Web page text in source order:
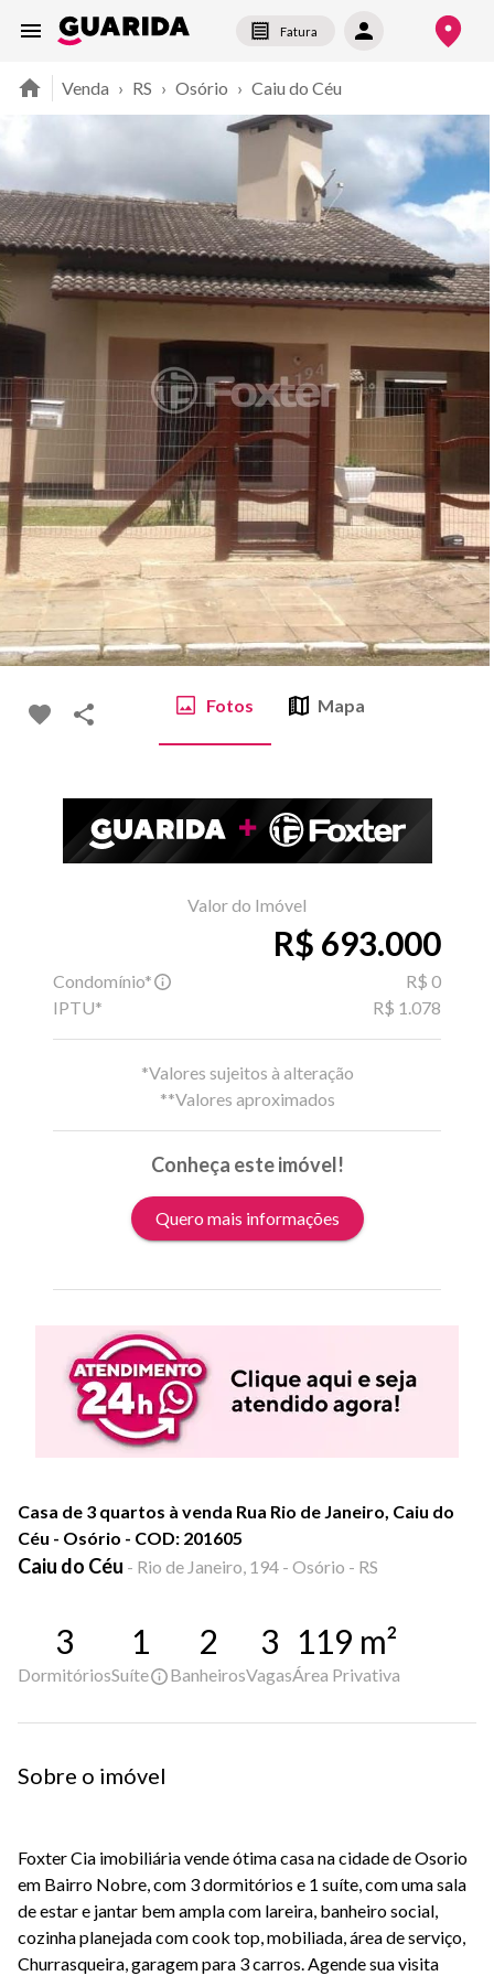
Fatura
Venda › RS › Osório › Caiu do Céu
Fotos Mapa
Valor do Imóvel
R$ 693.000
Condomínio*
R$ 0
IPTU*
R$ 1.078
*Valores sujeitos à alteração
**Valores aproximados
Conheça este imóvel!
Quero mais informações
Casa de 3 quartos à venda Rua Rio de Janeiro, Caiu do
Céu - Osório - COD: 201605
Caiu do Céu - Rio de Janeiro, 194 - Osório - RS
3
Dormitórios
1
Suíte
2
Banheiros
3
Vagas
119 m²
Área Privativa
Sobre o imóvel
Foxter Cia imobiliária vende ótima casa na cidade de Osorio
em Bairro Nobre, com 3 dormitórios e 1 suíte, com uma sala
de estar e jantar bem ampla com lareira, banheiro social,
cozinha planejada com cook top, mobiliada, área de serviço,
Churrasqueira, garagem para 3 carros. Agende sua visita